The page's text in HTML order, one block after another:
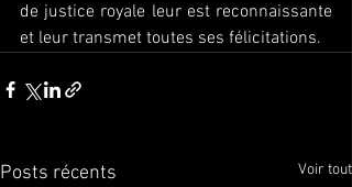
de justice royale leur est reconnaissante
et leur transmet toutes ses félicitations.
Posts récents Voir tout